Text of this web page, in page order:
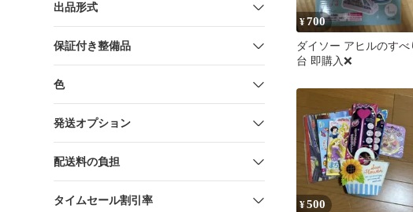
出品形式
保証付き整備品
色
発送オプション
配送料の負担
タイムセール割引率
¥700
ダイソー アヒルのすべ
台 即購入❌
¥500